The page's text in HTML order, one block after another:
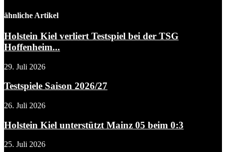
ähnliche Artikel
Holstein Kiel verliert Testspiel bei der TSG
Hoffenheim...
29. Juli 2026
Testspiele Saison 2026/27
26. Juli 2026
Holstein Kiel unterstützt Mainz 05 beim 0:3
25. Juli 2026